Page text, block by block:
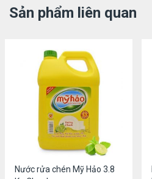
Sản phẩm liên quan
Nước rửa chén Mỹ Hảo 3.8